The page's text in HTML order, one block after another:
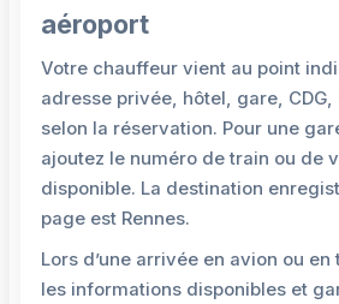
aéroport
Votre chauffeur vient au point
adresse privée, hôtel, gare, CDG,
selon la réservation. Pour une
ajoutez le numéro de train ou de
disponible. La destination
page est Rennes.
Lors d’une arrivée en avion ou
les informations disponibles et